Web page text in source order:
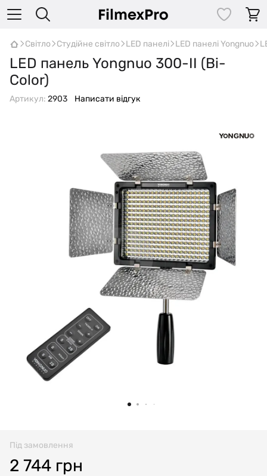
Світло Студійне світло LED панелі LED панелі Yongnuo
LED панель Yongnuo 300-II (Bi-
Color)
Артикул: 2903 Написати відгук
Під замовлення
2 744 грн